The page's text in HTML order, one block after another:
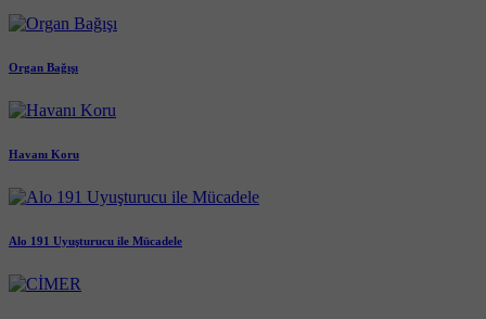
Organ Bağışı
Havanı Koru
Alo 191 Uyuşturucu ile Mücadele